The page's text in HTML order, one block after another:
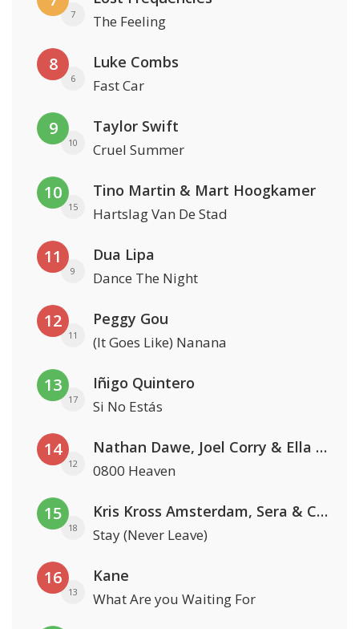
7 The Feeling
8
6
Luke Combs
Fast Car
9
10
Taylor Swift
Cruel Summer
10
15
Tino Martin & Mart Hoogkamer
Hartslag Van De Stad
11
9
Dua Lipa
Dance The Night
12
11
Peggy Gou
(It Goes Like) Nanana
13
17
Iñigo Quintero
Si No Estás
14
12
Nathan Dawe, Joel Corry & Ella Henderson
0800 Heaven
15
18
Kris Kross Amsterdam, Sera & Conor Maynard
Stay (Never Leave)
16
13
Kane
What Are you Waiting For